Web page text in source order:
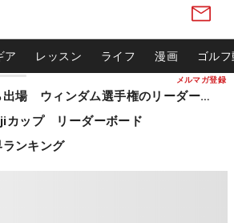
メルマガ登録
ア レッスン ライフ 漫画 ゴル
松山英樹ら出場 ウィンダム選手権のリーダーボード
カップ リーダーボード
ンキング